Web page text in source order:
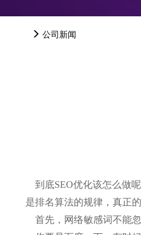
公司新闻
到底SEO优化该怎么做
是排名算法的规律，真正
首先，网络敏感词不能忽